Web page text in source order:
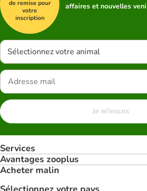
de remise pour
votre
inscription
affaires et nouvelles
Sélectionnez votre animal
Je m'inscris
Services
Avantages zooplus
Acheter malin